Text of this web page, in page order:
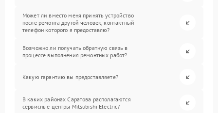
Может ли вместо меня принять устройство
после ремонта другой человек, контактный
телефон которого я предоставлю?
Возможно ли получать обратную связь в
процессе выполнения ремонтных работ?
Какую гарантию вы предоставляете?
В каких районах Саратова располагаются
сервисные центры Mitsubishi Electric?